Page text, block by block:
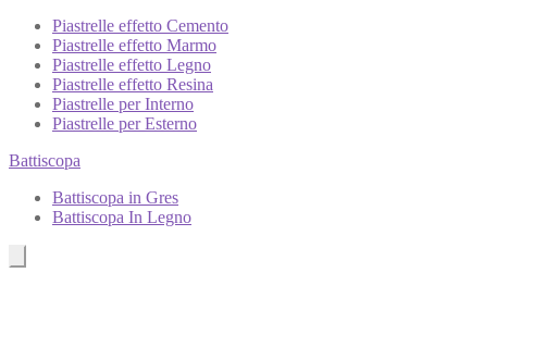
Piastrelle effetto Cemento
Piastrelle effetto Marmo
Piastrelle effetto Legno
Piastrelle effetto Resina
Piastrelle per Interno
Piastrelle per Esterno
Battiscopa
Battiscopa in Gres
Battiscopa In Legno